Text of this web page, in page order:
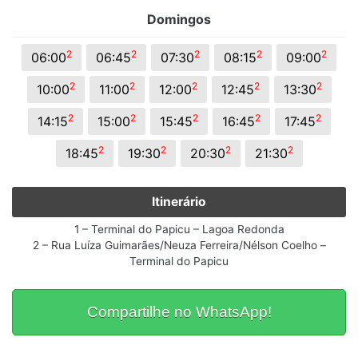
Domingos
06:002 06:452 07:302 08:152 09:002
10:002 11:002 12:002 12:452 13:302
14:152 15:002 15:452 16:452 17:452
18:452 19:302 20:302 21:302
Itinerário
1 – Terminal do Papicu – Lagoa Redonda
2 – Rua Luíza Guimarães/Neuza Ferreira/Nélson Coelho –
Terminal do Papicu
Compartilhe no WhatsApp!